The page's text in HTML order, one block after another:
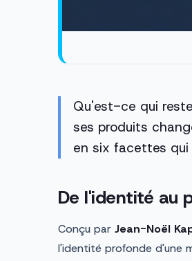
Qu'est-ce qui
ses produits
en six facettes qui
De l'identité au
Conçu par Jean-Noël
l'identité profonde d'une